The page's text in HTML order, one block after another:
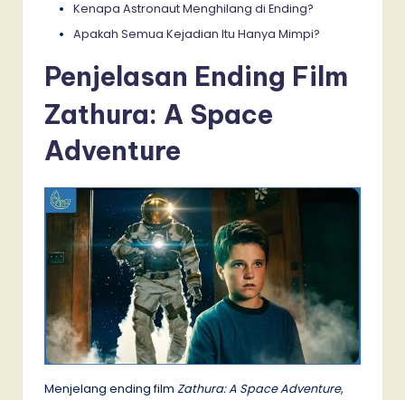
Kenapa Astronaut Menghilang di Ending?
Apakah Semua Kejadian Itu Hanya Mimpi?
Penjelasan Ending Film
Zathura: A Space
Adventure
Menjelang ending film Zathura: A Space Adventure,